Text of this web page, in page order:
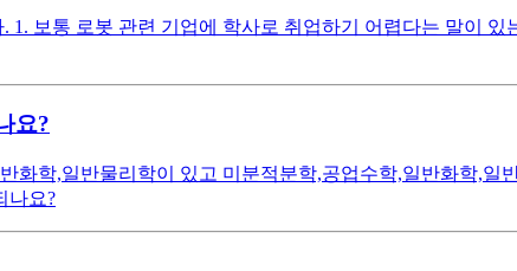
보통 로봇 관련 기업에 학사로 취업하기 어렵다는 말이
요?
화학,일반물리학이 있고 미분적분학,공업수학,일반화학,일
나요?